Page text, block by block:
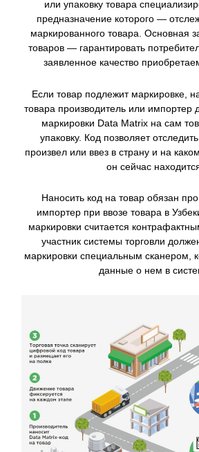
или упаковку товара
предназначение которого —
маркированного товара. Основная
товаров — гарантировать
заявленное качество
Если товар подлежит маркировке,
товара производитель или импортер
маркировки Data Matrix на сам
упаковку. Код позволяет
произвел или ввез в страну и на
он сейчас
Наносить код на товар обязан
импортер при ввозе товара в
маркировки считается
участник системы торговли
маркировки специальным сканером,
данные о нем в